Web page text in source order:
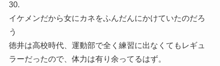
30.
イケメンだから女にカネをふんだんにかけていたのだろ
う
徳井は高校時代、運動部で全く練習に出なくてもレギュ
ラーだったので、体力は有り余ってるはず。